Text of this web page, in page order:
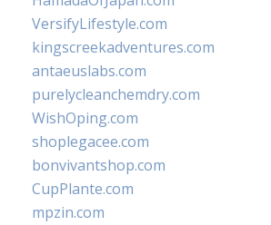
VersifyLifestyle.com
kingscreekadventures.com
antaeuslabs.com
purelycleanchemdry.com
WishOping.com
shoplegacee.com
bonvivantshop.com
CupPlante.com
mpzin.com